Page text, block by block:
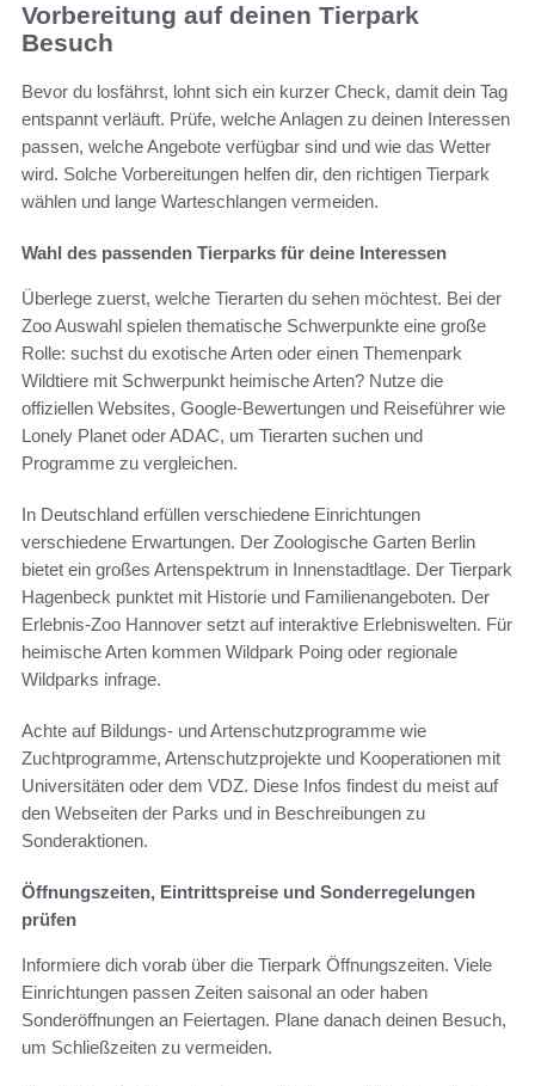
Vorbereitung auf deinen Tierpark
Besuch
Bevor du losfährst, lohnt sich ein kurzer Check, damit dein Tag
entspannt verläuft. Prüfe, welche Anlagen zu deinen Interessen
passen, welche Angebote verfügbar sind und wie das Wetter
wird. Solche Vorbereitungen helfen dir, den richtigen Tierpark
wählen und lange Warteschlangen vermeiden.
Wahl des passenden Tierparks für deine Interessen
Überlege zuerst, welche Tierarten du sehen möchtest. Bei der
Zoo Auswahl spielen thematische Schwerpunkte eine große
Rolle: suchst du exotische Arten oder einen Themenpark
Wildtiere mit Schwerpunkt heimische Arten? Nutze die
offiziellen Websites, Google-Bewertungen und Reiseführer wie
Lonely Planet oder ADAC, um Tierarten suchen und
Programme zu vergleichen.
In Deutschland erfüllen verschiedene Einrichtungen
verschiedene Erwartungen. Der Zoologische Garten Berlin
bietet ein großes Artenspektrum in Innenstadtlage. Der Tierpark
Hagenbeck punktet mit Historie und Familienangeboten. Der
Erlebnis-Zoo Hannover setzt auf interaktive Erlebniswelten. Für
heimische Arten kommen Wildpark Poing oder regionale
Wildparks infrage.
Achte auf Bildungs- und Artenschutzprogramme wie
Zuchtprogramme, Artenschutzprojekte und Kooperationen mit
Universitäten oder dem VDZ. Diese Infos findest du meist auf
den Webseiten der Parks und in Beschreibungen zu
Sonderaktionen.
Öffnungszeiten, Eintrittspreise und Sonderregelungen
prüfen
Informiere dich vorab über die Tierpark Öffnungszeiten. Viele
Einrichtungen passen Zeiten saisonal an oder haben
Sonderöffnungen an Feiertagen. Plane danach deinen Besuch,
um Schließzeiten zu vermeiden.